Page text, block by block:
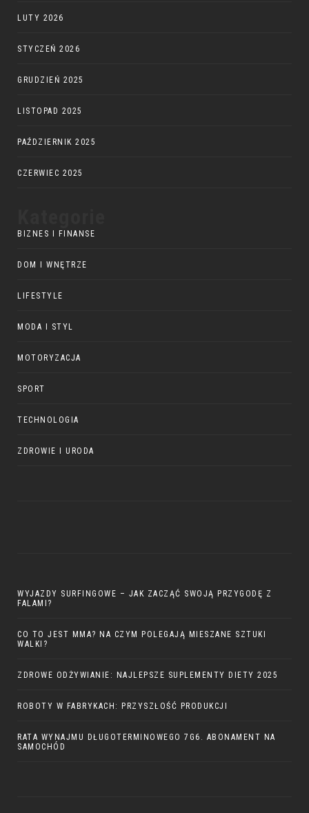
LUTY 2026
STYCZEŃ 2026
GRUDZIEŃ 2025
LISTOPAD 2025
PAŹDZIERNIK 2025
CZERWIEC 2025
BIZNES I FINANSE
DOM I WNĘTRZE
LIFESTYLE
MODA I STYL
MOTORYZACJA
SPORT
TECHNOLOGIA
ZDROWIE I URODA
WYJAZDY SURFINGOWE – JAK ZACZĄĆ SWOJĄ PRZYGODĘ Z
FALAMI?
CO TO JEST MMA? NA CZYM POLEGAJĄ MIESZANE SZTUKI
WALKI?
ZDROWE ODŻYWIANIE: NAJLEPSZE SUPLEMENTY DIETY 2025
ROBOTY W FABRYKACH: PRZYSZŁOŚĆ PRODUKCJI
RATA WYNAJMU DŁUGOTERMINOWEGO 7G6. ABONAMENT NA
SAMOCHÓD